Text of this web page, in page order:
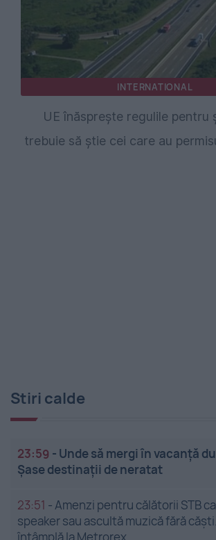
INTERNATIONAL
UE înăsprește regulile pentru
trebuie să știe cei care au
Stiri calde
23:59 - Unde să mergi în vacanță
Șase destinații de neratat
23:51 -Amenzi pentru călătorii STB
speaker sau ascultă muzică fără